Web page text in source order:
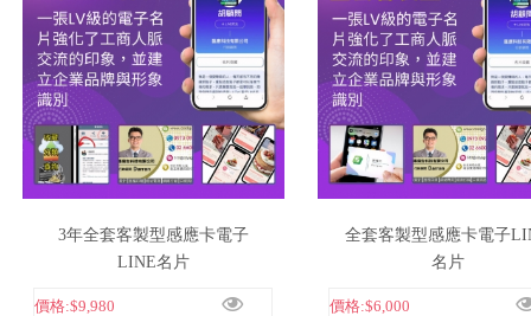
3年全套客製型感應卡電子
LINE名片
價格:$9,980
全套客製型感應卡電子
名片
價格:$6,000